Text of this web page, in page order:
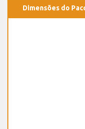
Dimensões do